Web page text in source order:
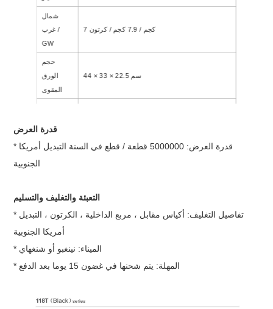
شمال
غرب /
GW
7 كجم / 7.9 كجم / كرتون
حجم
الورق
المقوى
44 × 33 × 22.5 سم
سوقنا
* قدرة العرض: 5000000 قطعة / قطع في السنة التبديل أمريكا
الجنوبية
* تفاصيل التغليف: أكياس مقابل ، مربع الداخلية ، الكرتون ، التبديل
أمريكا الجنوبية
* الميناء: نينغبو أو شنغهاي